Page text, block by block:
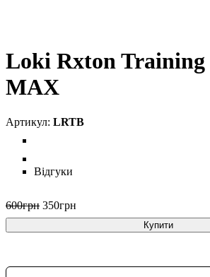
Loki Rxton
МАХ
LRTB
Відгуки
600грн 350грн
Купити